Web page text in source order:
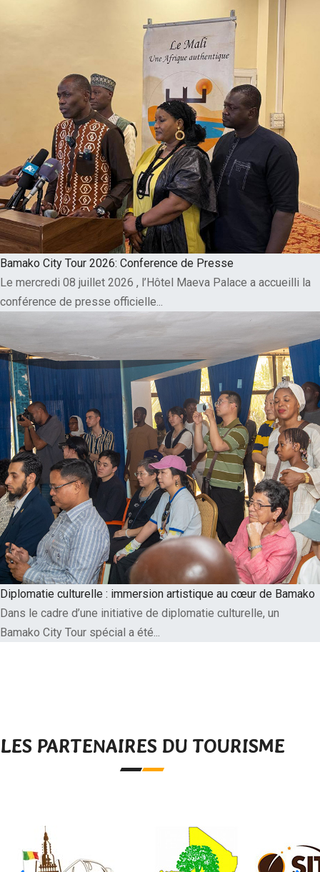
Bamako City Tour 2026: Conference de Presse
Le mercredi 08 juillet 2026 , l’Hôtel Maeva Palace a accueilli la
conférence de presse officielle...
Diplomatie culturelle : immersion artistique au cœur de Bamako
Dans le cadre d’une initiative de diplomatie culturelle, un
Bamako City Tour spécial a été...
LES PARTENAIRES DU TOURISME